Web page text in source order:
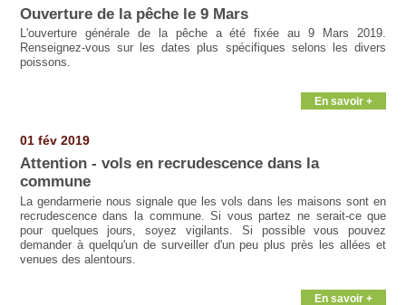
Ouverture de la pêche le 9 Mars
L'ouverture générale de la pêche a été fixée au 9 Mars 2019.
Renseignez-vous sur les dates plus spécifiques selons les divers
poissons.
En savoir +
01 fév 2019
Attention - vols en recrudescence dans la
commune
La gendarmerie nous signale que les vols dans les maisons sont en
recrudescence dans la commune. Si vous partez ne serait-ce que
pour quelques jours, soyez vigilants. Si possible vous pouvez
demander à quelqu'un de surveiller d'un peu plus près les allées et
venues des alentours.
En savoir +